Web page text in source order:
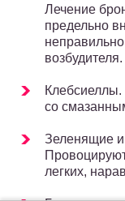
Лечение
предельно
возбудителя.
со
Зеленящие и
легких,